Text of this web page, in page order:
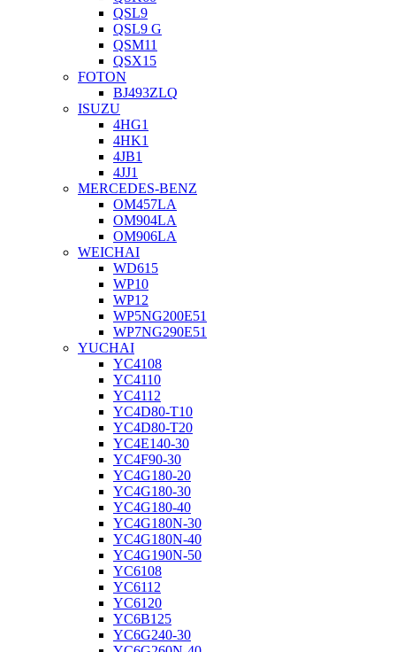
QSL9
QSL9 G
QSM11
QSX15
FOTON
BJ493ZLQ
ISUZU
4HG1
4HK1
4JB1
4JJ1
MERCEDES-BENZ
OM457LA
OM904LA
OM906LA
WEICHAI
WD615
WP10
WP12
WP5NG200E51
WP7NG290E51
YUCHAI
YC4108
YC4110
YC4112
YC4D80-T10
YC4D80-T20
YC4E140-30
YC4F90-30
YC4G180-20
YC4G180-30
YC4G180-40
YC4G180N-30
YC4G180N-40
YC4G190N-50
YC6108
YC6112
YC6120
YC6B125
YC6G240-30